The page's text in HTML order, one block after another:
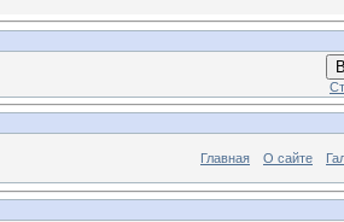
Главная О сайте